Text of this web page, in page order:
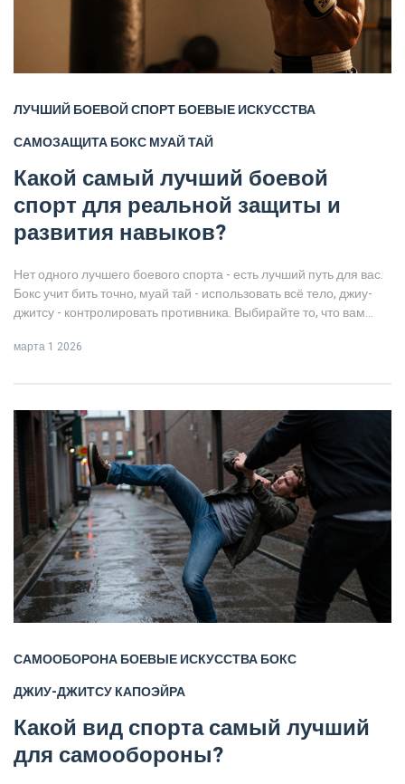
ЛУЧШИЙ БОЕВОЙ СПОРТБОЕВЫЕ ИСКУССТВА
САМОЗАЩИТАБОКСМУАЙ ТАЙ
Какой самый лучший боевой
спорт для реальной защиты и
развития навыков?
Нет одного лучшего боевого спорта - есть лучший путь для вас.
Бокс учит бить точно, муай тай - использовать всё тело, джиу-
джитсу - контролировать противника. Выбирайте то, что вам
марта 1 2026
САМООБОРОНАБОЕВЫЕ ИСКУССТВАБОКС
ДЖИУ-ДЖИТСУКАПОЭЙРА
Какой вид спорта самый лучший
для самообороны?